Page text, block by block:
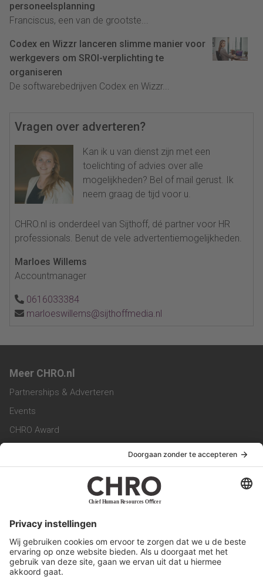
personeelsplanning
Franciscus, een van de grootste...
Codex en Wizzr lanceren slimme manier voor
werkgevers om SROI-verplichting te
organiseren
De softwarebedrijven Codex en Wizzr...
Vragen over adverteren?
Kan ik u van dienst zijn met een
toelichting of advies over alle
mogelijkheden? Bel of mail gerust. Ik
neem graag de tijd voor u.
CHRO.nl is onderdeel van Sijthoff, dé partner voor HR
professionals. Benut de vele advertentiemogelijkheden.
Marloes Willems
Accountmanager
0616033384
marloeswillems@sijthoffmedia.nl
Meer CHRO.nl
Partnerships & Adverteren
Events
CHRO Award
CHRO Magazine
Service & Contact
Werken bij ons
Privacy Statement
Algemene Voorwaarden